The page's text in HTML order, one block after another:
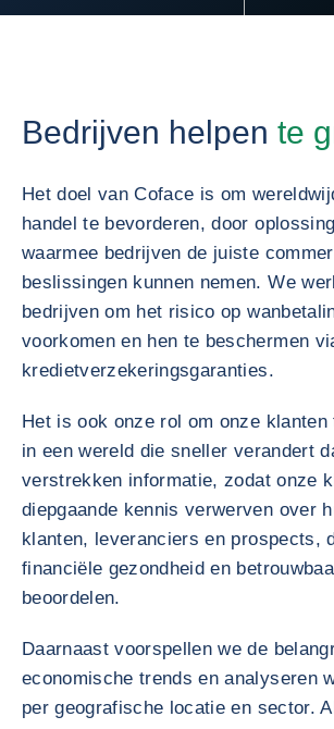
Bedrijven helpen te
Het doel van Coface is om
handel te bevorderen, door
waarmee bedrijven de juiste
beslissingen kunnen nemen. We
bedrijven om het risico op
voorkomen en hen te beschermen
kredietverzekeringsgaranties.
Het is ook onze rol om onze klanten
in een wereld die sneller verandert
verstrekken informatie, zodat onze
diepgaande kennis verwerven over
klanten, leveranciers en prospects,
financiële gezondheid en
beoordelen.
Daarnaast voorspellen we de
economische trends en analyseren
per geografische locatie en sector.